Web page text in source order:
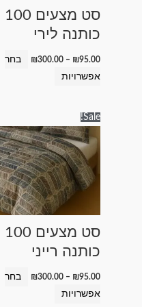
סט מצעים 100
כותנה לירי
₪95.00
–
₪300.00
בחר
אפשרויות
את
האפשרויות
Sale!
סט מצעים 100
כותנה רייני
₪95.00
–
₪300.00
מחירים:
⁦₪95.00⁩
עד
⁦₪300.00⁩
בחר
אפשרויות
זה
יש
מספר
סוגים.
ניתן
את
האפשרויות
בעמוד